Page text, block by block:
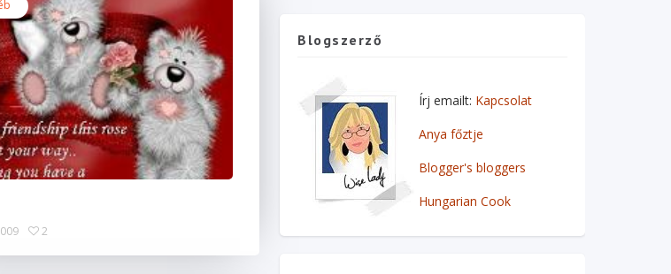
2
Blogszerző
Írj emailt: Kapcsolat
Anya főztje
Blogger's bloggers
Hungarian Cook